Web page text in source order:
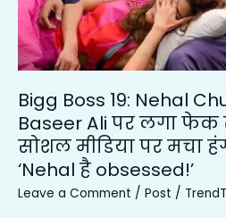
Bigg Boss 19: Nehal
Baseer Ali पर लगा फेक
सोशल मीडिया पर मचा
‘Nehal है obsessed!’
Leave a Comment / Post /
Baseer
पर
फेक
रोमांस
का
आरोप,
सोशल